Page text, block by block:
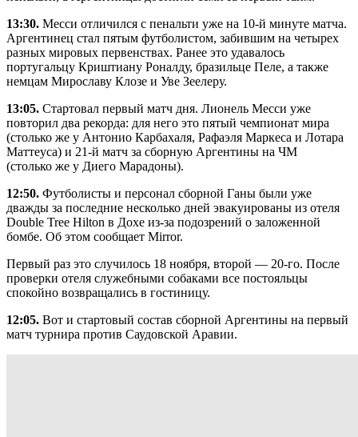
13:30. Месси отличился с пенальти уже на 10-й минуте матча.
Аргентинец стал пятым футболистом, забившим на четырех
разных мировых первенствах. Ранее это удавалось
португальцу Криштиану Роналду, бразильце Пеле, а также
немцам Мирославу Клозе и Уве Зеелеру.
13:05. Стартовал первый матч дня. Лионель Месси уже
повторил два рекорда: для него это пятый чемпионат мира
(столько же у Антонио Карбахаля, Рафаэля Маркеса и Лотара
Маттеуса) и 21-й матч за сборную Аргентины на ЧМ
(столько же у Диего Марадоны).
12:50. Футболисты и персонал сборной Ганы были уже
дважды за последние несколько дней эвакуированы из отеля
Double Tree Hilton в Дохе из-за подозрений о заложенной
бомбе. Об этом сообщает Mirror.
Первый раз это случилось 18 ноября, второй — 20-го. После
проверки отеля служебными собаками все постояльцы
спокойно возвращались в гостиницу.
12:05. Вот и стартовый состав сборной Аргентины на первый
матч турнира против Саудовской Аравии.